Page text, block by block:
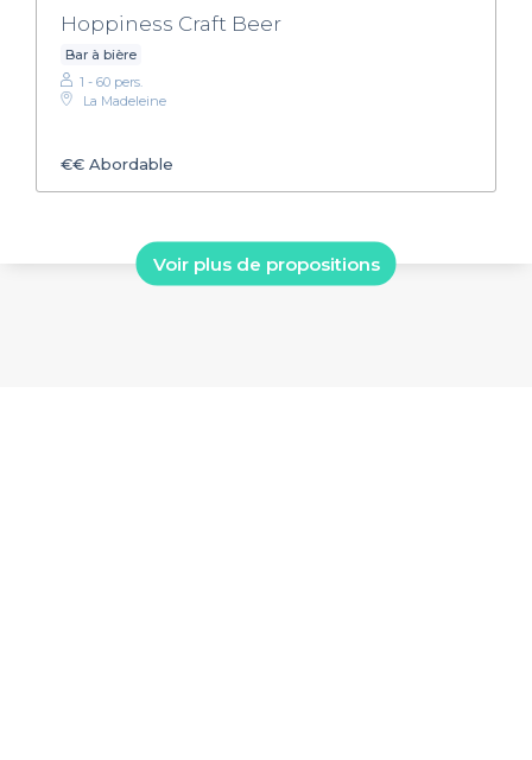
Hoppiness Craft Beer
Bar à bière
1 - 60 pers.
La Madeleine
€€ Abordable
Voir plus de propositions